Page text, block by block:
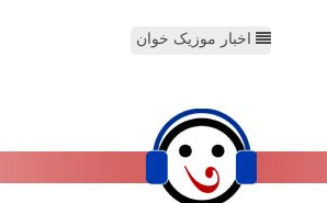
اخبار موزیک خوان